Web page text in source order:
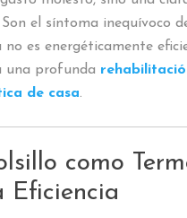
el síntoma inequívoco
no es energéticamente
una profunda
de casa.
como
Eficiencia